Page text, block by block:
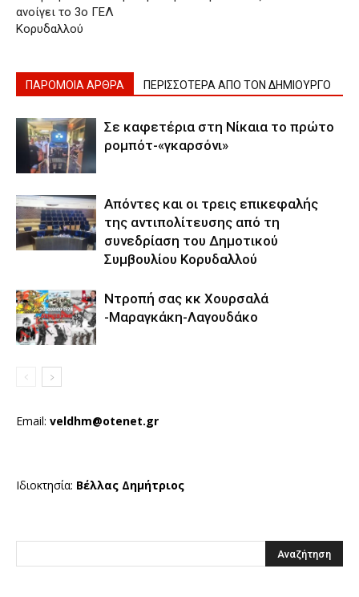
ανοίγει το 3ο ΓΕΛ
Κορυδαλλού
ΠΑΡΟΜΟΙΑ ΑΡΘΡΑ ΠΕΡΙΣΣΟΤΕΡΑ ΑΠΟ ΤΟΝ ΔΗΜΙΟΥΡΓΟ
Σε καφετέρια στη Νίκαια το πρώτο
ρομπότ-«γκαρσόνι»
Απόντες και οι τρεις επικεφαλής
της αντιπολίτευσης από τη
συνεδρίαση του Δημοτικού
Συμβουλίου Κορυδαλλού
Ντροπή σας κκ Χουρσαλά
-Μαραγκάκη-Λαγουδάκο
Email: veldhm@otenet.gr
Ιδιοκτησία: Βέλλας Δημήτριος